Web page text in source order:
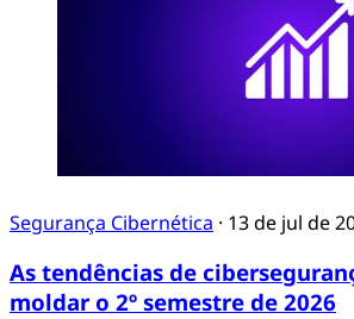
Segurança Cibernética · 13 de jul de
As tendências de
moldar o 2º semestre de 2026